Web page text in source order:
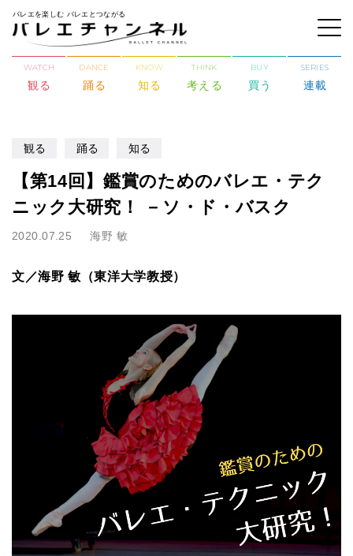
バレエを楽しむ バレエとつながる
WATCH
観る
DANCE
踊る
KNOW
知る
THINK
考える
BUY
買う
SERIES
連載
観る 踊る 知る
【第14回】鑑賞のためのバレエ・テク
ニック大研究！ －ソ・ド・バスク
2020.07.25 海野 敏
文／海野 敏（東洋大学教授）